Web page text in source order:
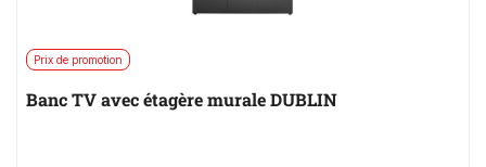
Prix de promotion
Banc TV avec étagère murale DUBLIN